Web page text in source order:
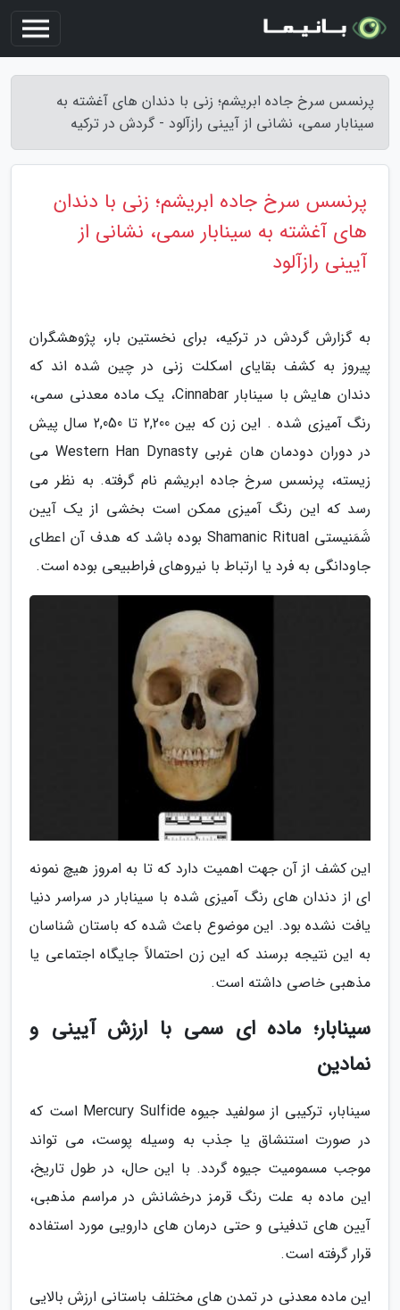
پرنسس سرخ جاده ابریشم؛ زنی با دندان های آغشته به
سینابار سمی، نشانی از آیینی رازآلود - گردش در ترکیه
پرنسس سرخ جاده ابریشم؛ زنی با دندان
های آغشته به سینابار سمی، نشانی از
آیینی رازآلود
به گزارش گردش در ترکیه، برای نخستین بار، پژوهشگران
پیروز به کشف بقایای اسکلت زنی در چین شده اند که
دندان هایش با سینابار Cinnabar، یک ماده معدنی سمی،
رنگ آمیزی شده . این زن که بین 2,200 تا 2,050 سال پیش
در دوران دودمان هان غربی Western Han Dynasty می
زیسته، پرنسس سرخ جاده ابریشم نام گرفته. به نظر می
رسد که این رنگ آمیزی ممکن است بخشی از یک آیین
شَمَنیستی Shamanic Ritual بوده باشد که هدف آن اعطای
جاودانگی به فرد یا ارتباط با نیروهای فراطبیعی بوده است.
این کشف از آن جهت اهمیت دارد که تا به امروز هیچ نمونه
ای از دندان های رنگ آمیزی شده با سینابار در سراسر دنیا
یافت نشده بود. این موضوع باعث شده که باستان شناسان
به این نتیجه برسند که این زن احتمالاً جایگاه اجتماعی یا
مذهبی خاصی داشته است.
سینابار؛ ماده ای سمی با ارزش آیینی و
نمادین
سینابار، ترکیبی از سولفید جیوه Mercury Sulfide است که
در صورت استنشاق یا جذب به وسیله پوست، می تواند
موجب مسمومیت جیوه گردد. با این حال، در طول تاریخ،
این ماده به علت رنگ قرمز درخشانش در مراسم مذهبی،
آیین های تدفینی و حتی درمان های دارویی مورد استفاده
قرار گرفته است.
این ماده معدنی در تمدن های مختلف باستانی ارزش بالایی